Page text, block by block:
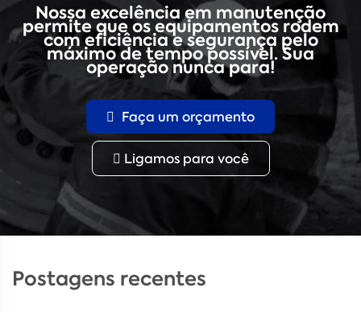
Nossa excelência em manutenção
permite que os equipamentos rodem
com eficiência e segurança pelo
máximo de tempo possível. Sua
operação nunca para!
Faça um orçamento
Ligamos para você
Postagens recentes